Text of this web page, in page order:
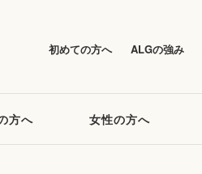
初めての方へ ALGの強み
方へ 女性の方へ